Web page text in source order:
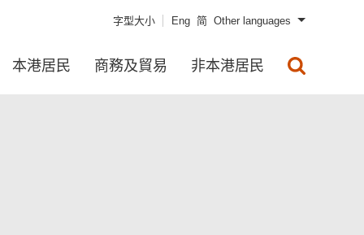
字型大小 Eng 简 Other languages
本港居民 商務及貿易 非本港居民